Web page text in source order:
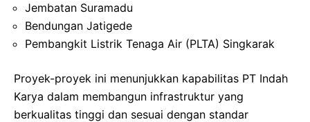
Jembatan Suramadu
Bendungan Jatigede
Pembangkit Listrik Tenaga Air (PLTA) Singkarak
Proyek-proyek ini menunjukkan kapabilitas PT Indah
Karya dalam membangun infrastruktur yang
berkualitas tinggi dan sesuai dengan standar